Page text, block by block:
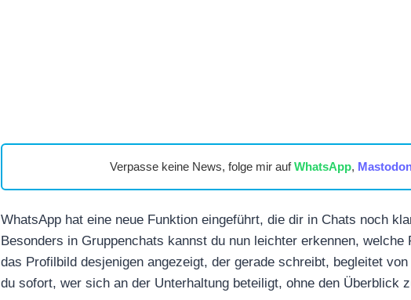
Verpasse keine News, folge mir aufWhatsApp,
WhatsApp hat eine neue Funktion eingeführt, die dir in Chats noch
Besonders in Gruppenchats kannst du nun leichter erkennen,
das Profilbild desjenigen angezeigt, der gerade schreibt, begleitet
du sofort, wer sich an der Unterhaltung beteiligt, ohne den Überblick